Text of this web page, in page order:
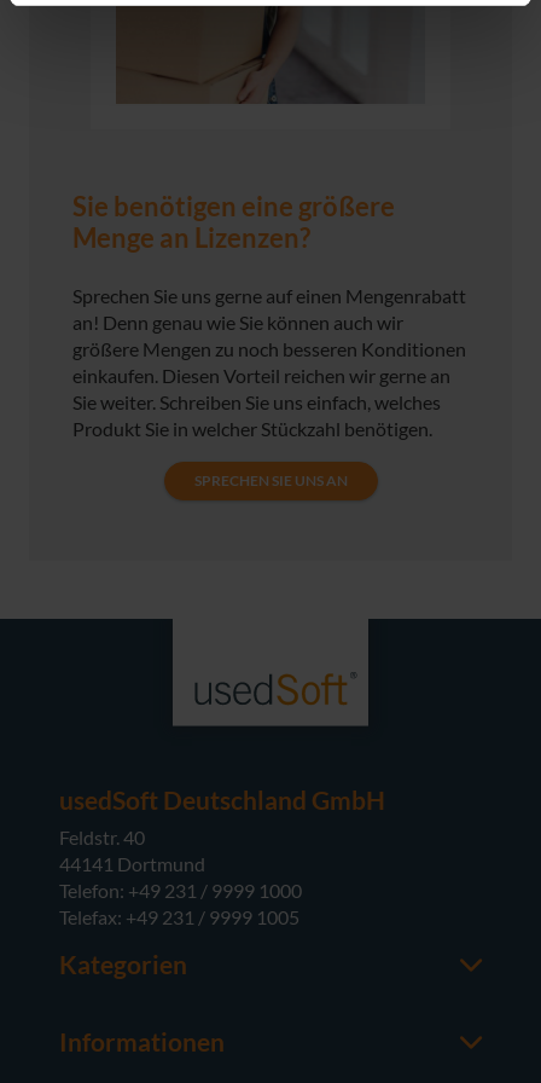
Sie benötigen eine größere
Menge an Lizenzen?
Sprechen Sie uns gerne auf einen Mengenrabatt
an! Denn genau wie Sie können auch wir
größere Mengen zu noch besseren Konditionen
einkaufen. Diesen Vorteil reichen wir gerne an
Sie weiter. Schreiben Sie uns einfach, welches
Produkt Sie in welcher Stückzahl benötigen.
SPRECHEN SIE UNS AN
usedSoft Deutschland GmbH
Feldstr. 40
44141 Dortmund
Telefon: +49 231 / 9999 1000
Telefax: +49 231 / 9999 1005
Kategorien
Server-Software
Informationen